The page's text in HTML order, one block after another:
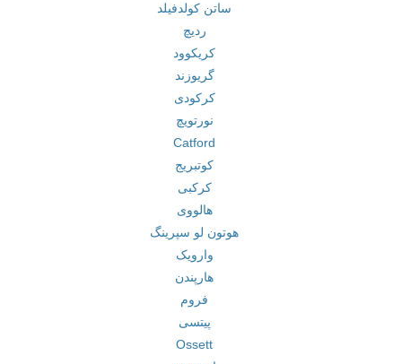
ساتن کولدفیلد
ردیچ
کریکوود
گریوزند
کرکودی
نورتویچ
Catford
کوتبریج
کرکبی
هالووی
هوتون لو سپرینگ
وارویک
هارپندن
فروم
پیتسی
Ossett